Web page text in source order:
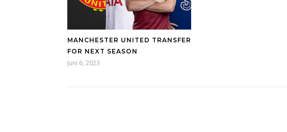
MANCHESTER UNITED TRANSFER
FOR NEXT SEASON
Juni 6, 2023